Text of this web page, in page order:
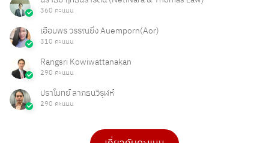
360 คะแนน
เอื้อมพร วรรณยิ่ง Auemporn(Aor)
310 คะแนน
Rangsri Kowiwattanakan
290 คะแนน
ปราโมทย์ ลาภธนวิรุฬห์
290 คะแนน